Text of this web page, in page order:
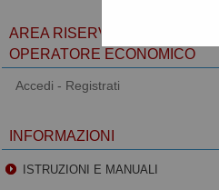
AREA RISERVATA
OPERATORE ECONOMICO
Accedi - Registrati
INFORMAZIONI
ISTRUZIONI E MANUALI